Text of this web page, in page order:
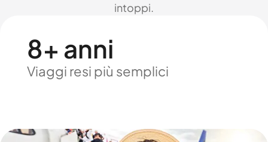
intoppi.
8+ anni
Viaggi resi più semplici